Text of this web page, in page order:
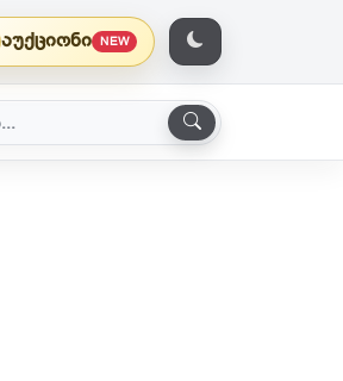
აუქციონი NEW